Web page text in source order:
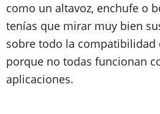
como un altavoz, enchufe o
tenías que mirar muy bien
sobre todo la compatibilidad
porque no todas funcionan
aplicaciones.